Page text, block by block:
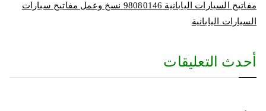
مفاتيح السيارات اليابانية 98080146‬ نسخ وعمل مفاتيح سيارات
السيارات اليابانية
أحدث التعليقات